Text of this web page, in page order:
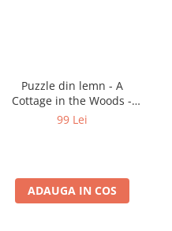
Puzzle din lemn - A
Cottage in the Woods -
200 piese
99 Lei
ADAUGA IN COS